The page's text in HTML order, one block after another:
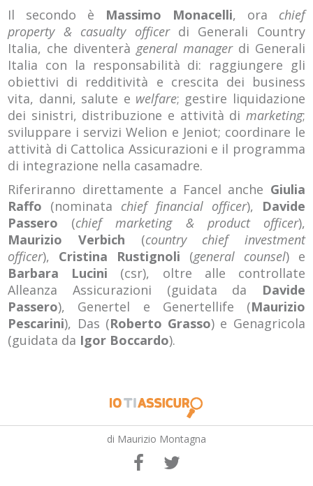
Il secondo è Massimo Monacelli, ora chief
property & casualty officer di Generali Country
Italia, che diventerà general manager di Generali
Italia con la responsabilità di: raggiungere gli
obiettivi di redditività e crescita dei business
vita, danni, salute e welfare; gestire liquidazione
dei sinistri, distribuzione e attività di marketing;
sviluppare i servizi Welion e Jeniot; coordinare le
attività di Cattolica Assicurazioni e il programma
di integrazione nella casamadre.
Riferiranno direttamente a Fancel anche Giulia
Raffo (nominata chief financial officer), Davide
Passero (chief marketing & product officer),
Maurizio Verbich (country chief investment
officer), Cristina Rustignoli (general counsel) e
Barbara Lucini (csr), oltre alle controllate
Alleanza Assicurazioni (guidata da Davide
Passero), Genertel e Genertellife (Maurizio
Pescarini), Das (Roberto Grasso) e Genagricola
(guidata da Igor Boccardo).
di Maurizio Montagna